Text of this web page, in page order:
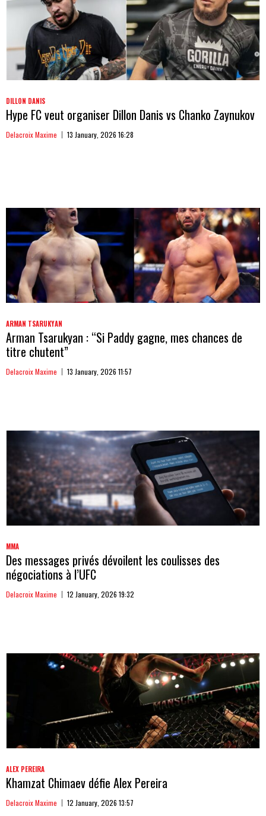
DILLON DANIS
Hype FC veut organiser Dillon Danis vs Chanko Zaynukov
Delacroix Maxime 13 January, 2026 16:28
ARMAN TSARUKYAN
Arman Tsarukyan : “Si Paddy gagne, mes chances de
titre chutent”
Delacroix Maxime 13 January, 2026 11:57
MMA
Des messages privés dévoilent les coulisses des
négociations à l’UFC
Delacroix Maxime 12 January, 2026 19:32
ALEX PEREIRA
Khamzat Chimaev défie Alex Pereira
Delacroix Maxime 12 January, 2026 13:57